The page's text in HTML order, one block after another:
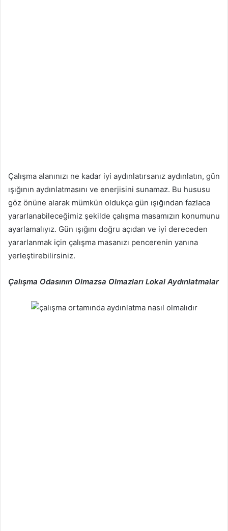
Çalışma alanınızı ne kadar iyi aydınlatırsanız aydınlatın, gün
ışığının aydınlatmasını ve enerjisini sunamaz. Bu hususu
göz önüne alarak mümkün oldukça gün ışığından fazlaca
yararlanabileceğimiz şekilde çalışma masamızın konumunu
ayarlamalıyız. Gün ışığını doğru açıdan ve iyi dereceden
yararlanmak için çalışma masanızı pencerenin yanına
yerleştirebilirsiniz.
Çalışma Odasının Olmazsa Olmazları Lokal Aydınlatmalar